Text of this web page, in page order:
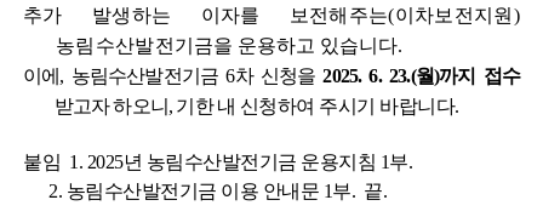
추가 발생하는 이자를 보전해주는(이차보전지원)
농림수산발전기 금을 운용하고 있습니다.
이에, 농림수산발전기금 6차 신청을2025. 6. 23.(월)까지 접수
받고자 하오니, 기한 내 신청하여 주시기 바랍니다.
붙임 1. 2025년 농림수산발전기금 운용지침 1부.
2. 농림수산발전기금 이용 안내문 1부. 끝.